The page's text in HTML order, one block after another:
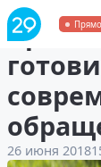
26 июня 2018